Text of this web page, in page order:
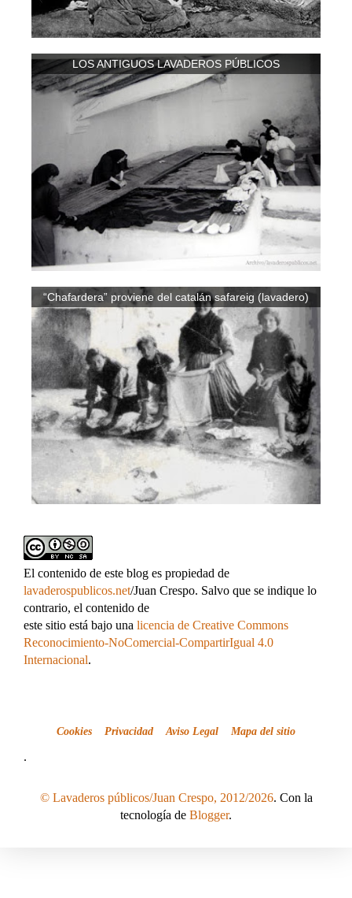
LOS ANTIGUOS LAVADEROS PÚBLICOS
“Chafardera” proviene del catalán safareig (lavadero)
El contenido de este blog es propiedad de
lavaderospublicos.net/Juan Crespo. Salvo que se indique lo
contrario, el contenido de
este sitio está bajo una licencia de Creative Commons
Reconocimiento-NoComercial-CompartirIgual 4.0
Internacional.
Cookies Privacidad Aviso Legal Mapa del sitio
.
© Lavaderos públicos/Juan Crespo, 2012/2026. Con la
tecnología de Blogger.